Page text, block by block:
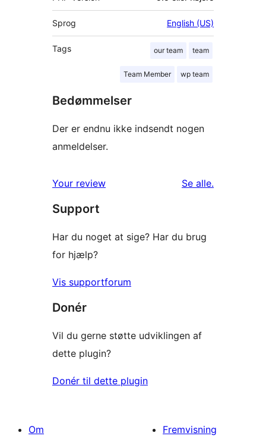
Sprog English (US)
Tags our team team
Team Member wp team
Bedømmelser
Der er endnu ikke indsendt nogen
anmeldelser.
Your review Se alleanmeldelser
.
Support
Har du noget at sige? Har du brug
for hjælp?
Vis supportforum
Donér
Vil du gerne støtte udviklingen af
dette plugin?
Donér til dette plugin
Om
Fremvisning